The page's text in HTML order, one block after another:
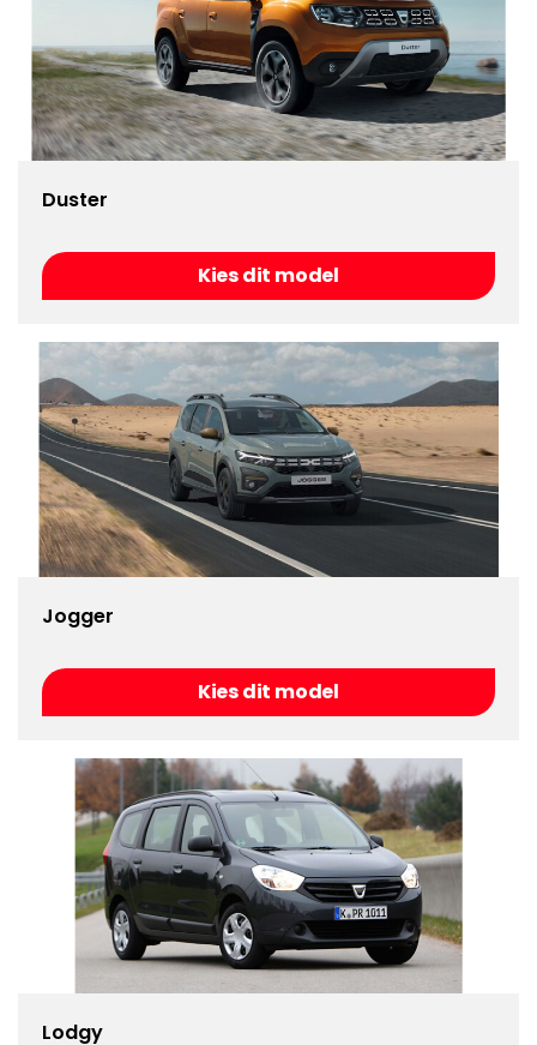
Duster
Kies dit model
Jogger
Kies dit model
Lodgy